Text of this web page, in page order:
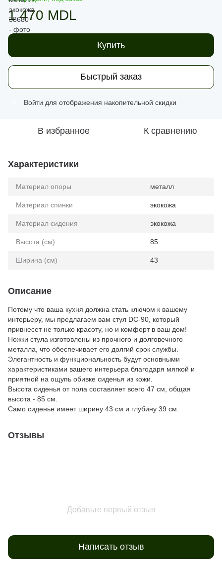
1 470 MDL
Купить
Быстрый заказ
Войти для отображения накопительной скидки
В избранное К сравнению
Характеристики
Материал опоры металл
Материал спинки экокожа
Материал сидения экокожа
Высота (см) 85
Ширина (см) 43
Описание
Потому что ваша кухня должна стать ключом к вашему
интерьеру, мы предлагаем вам стул DC-90, который
привнесет не только красоту, но и комфорт в ваш дом!
Ножки стула изготовлены из прочного и долговечного
металла, что обеспечивает его долгий срок службы.
Элегантность и функциональность будут основными
характеристиками вашего интерьера благодаря мягкой и
приятной на ощупь обивке сиденья из кожи.
Высота сиденья от пола составляет всего 47 см, общая
высота - 85 см.
Само сиденье имеет ширину 43 см и глубину 39 см.
Отзывы
Добавьте первый отзыв
Написать отзыв